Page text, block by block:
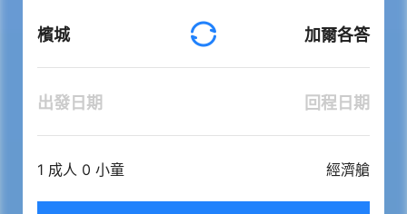
檳城 加爾各答
出發日期 回程日期
1 成人 0 小童 經濟艙